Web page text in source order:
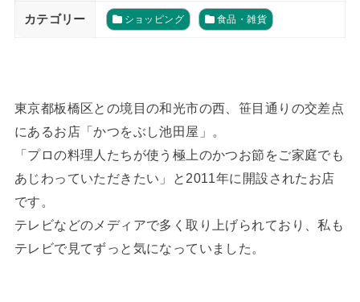
カテゴリー ショッピング 食品・雑貨
東京都板橋区との境目の和光市の西、笹目通りの交差点
にあるお店「かつをぶし池田屋」。
「プロの料理人たちが使う極上のかつお節をご家庭でも
あじわっていただきたい」と2011年に開設されたお店
です。
テレビなどのメディアで多く取り上げられており、私も
テレビで見てずっと気になっていました。